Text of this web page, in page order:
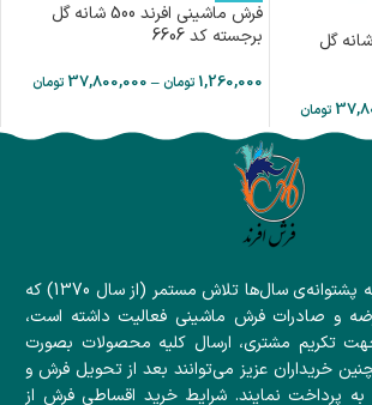
فرش ماشینی افرند 500 شانه گل
تومان
فرش ماشینی افرند 500 شانه گل
برجسته کد 6606
1,260,000 تومان–
37,800,000 تومان
مجموعه فرش افرند به پشتوانه‌ی سال‌ها تلاش مستمر (از سال 1370) که
و صادرات فرش ماشینی فعالیت داشته است،
تکریم مشتری، ارسال کلیه محصولات بصورت
خریداران عزیز می‌توانند بعد از تحویل فرش و
به پرداخت نمایند. شرایط خرید اقساطی فرش از